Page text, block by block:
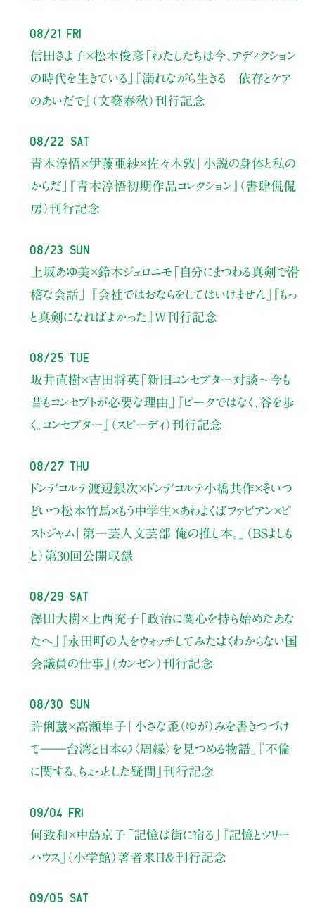
08/21 Fri
信田さよ子×松本俊彦 「わたしたちは今、アディクション
の時代を生きている」
『溺れながら生きる 依存とケア
のあいだで』（文藝春秋）刊行記念
08/22 Sat
青木淳悟×伊藤亜紗×佐々木敦 「小説の身体と私の
からだ」
『青木淳悟初期作品コレクション』（書肆侃侃
房）刊行記念
08/23 Sun
上坂あゆ美×鈴木ジェロニモ 「自分にまつわる真剣で滑
稽な会話」
『会社ではおならをしてはいけません』『もっ
と真剣になればよかった』W刊行記念
08/25 Tue
坂井直樹×吉田将英「新旧コンセプター対談～今も
昔もコンセプトが必要な理由」
『ピークではなく、谷を歩
く。コンセプター』（スピーディ）刊行記念
08/27 Thu
ドンデコルテ渡辺銀次×ドンデコルテ小橋共作×そいつ
どいつ松本竹馬×もう中学生×あわよくばファビアン×ピ
ストジャム「第一芸人文芸部 俺の推し本。」（BSよしも
と） 第30回公開収録
08/29 Sat
澤田大樹×上西充子 「政治に関心を持ち始めたあな
たへ」
『永田町の人をウォッチしてみた：よくわからない国
会議員の仕事』（カンゼン）刊行記念
08/30 Sun
許俐葳×高瀬隼子 「小さな歪（ゆが）みを書きつづけ
て――台湾と日本の〈周縁〉を見つめる物語」
『不倫
に関する、ちょっとした疑問』刊行記念
09/04 Fri
何致和×中島京子 「記憶は街に宿る」
『記憶とツリー
ハウス』（小学館）著者来日＆刊行記念
09/05 Sat